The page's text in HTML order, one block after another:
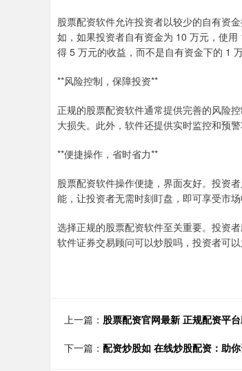
股票配资软件允许投资者以较少的自有资
如，如果投资者自有资金为 10 万元，使
得 5 万元的收益，而不是自有资金下的 1 万
**风险控制，保障投资**
正规的股票配资软件通常提供完善的风险
大损失。此外，软件还提供实时监控和预
**便捷操作，省时省力**
股票配资软件操作便捷，界面友好。投资
能，让投资者无需时刻盯盘，即可享受市场
选择正规的股票配资软件至关重要。投资
软件证券交易顾问可以炒股吗，投资者可
上一篇： 股票配资官网最新 正规配资平
下一篇： 配资炒股如 在线炒股配资：助